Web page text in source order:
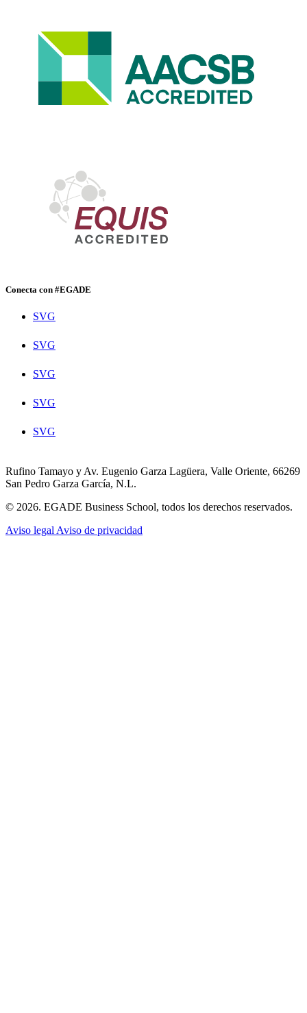
Conecta con #EGADE
SVG
SVG
SVG
SVG
SVG
Rufino Tamayo y Av. Eugenio Garza Lagüera, Valle Oriente, 66269
San Pedro Garza García, N.L.
© 2026. EGADE Business School, todos los derechos reservados.
Aviso legal Aviso de privacidad